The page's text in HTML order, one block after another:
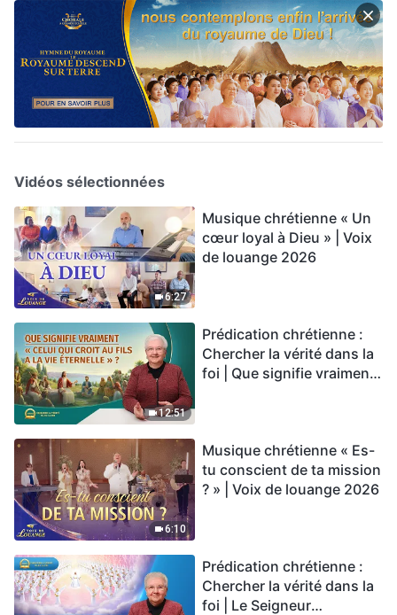
Vidéos sélectionnées
6:27
Musique chrétienne « Un
cœur loyal à Dieu » | Voix
de louange 2026
12:51
Prédication chrétienne :
Chercher la vérité dans la
foi | Que signifie vraiment
6:10
Musique chrétienne « Es-
tu conscient de ta mission
? » | Voix de louange 2026
Prédication chrétienne :
Chercher la vérité dans la
foi | Le Seigneur